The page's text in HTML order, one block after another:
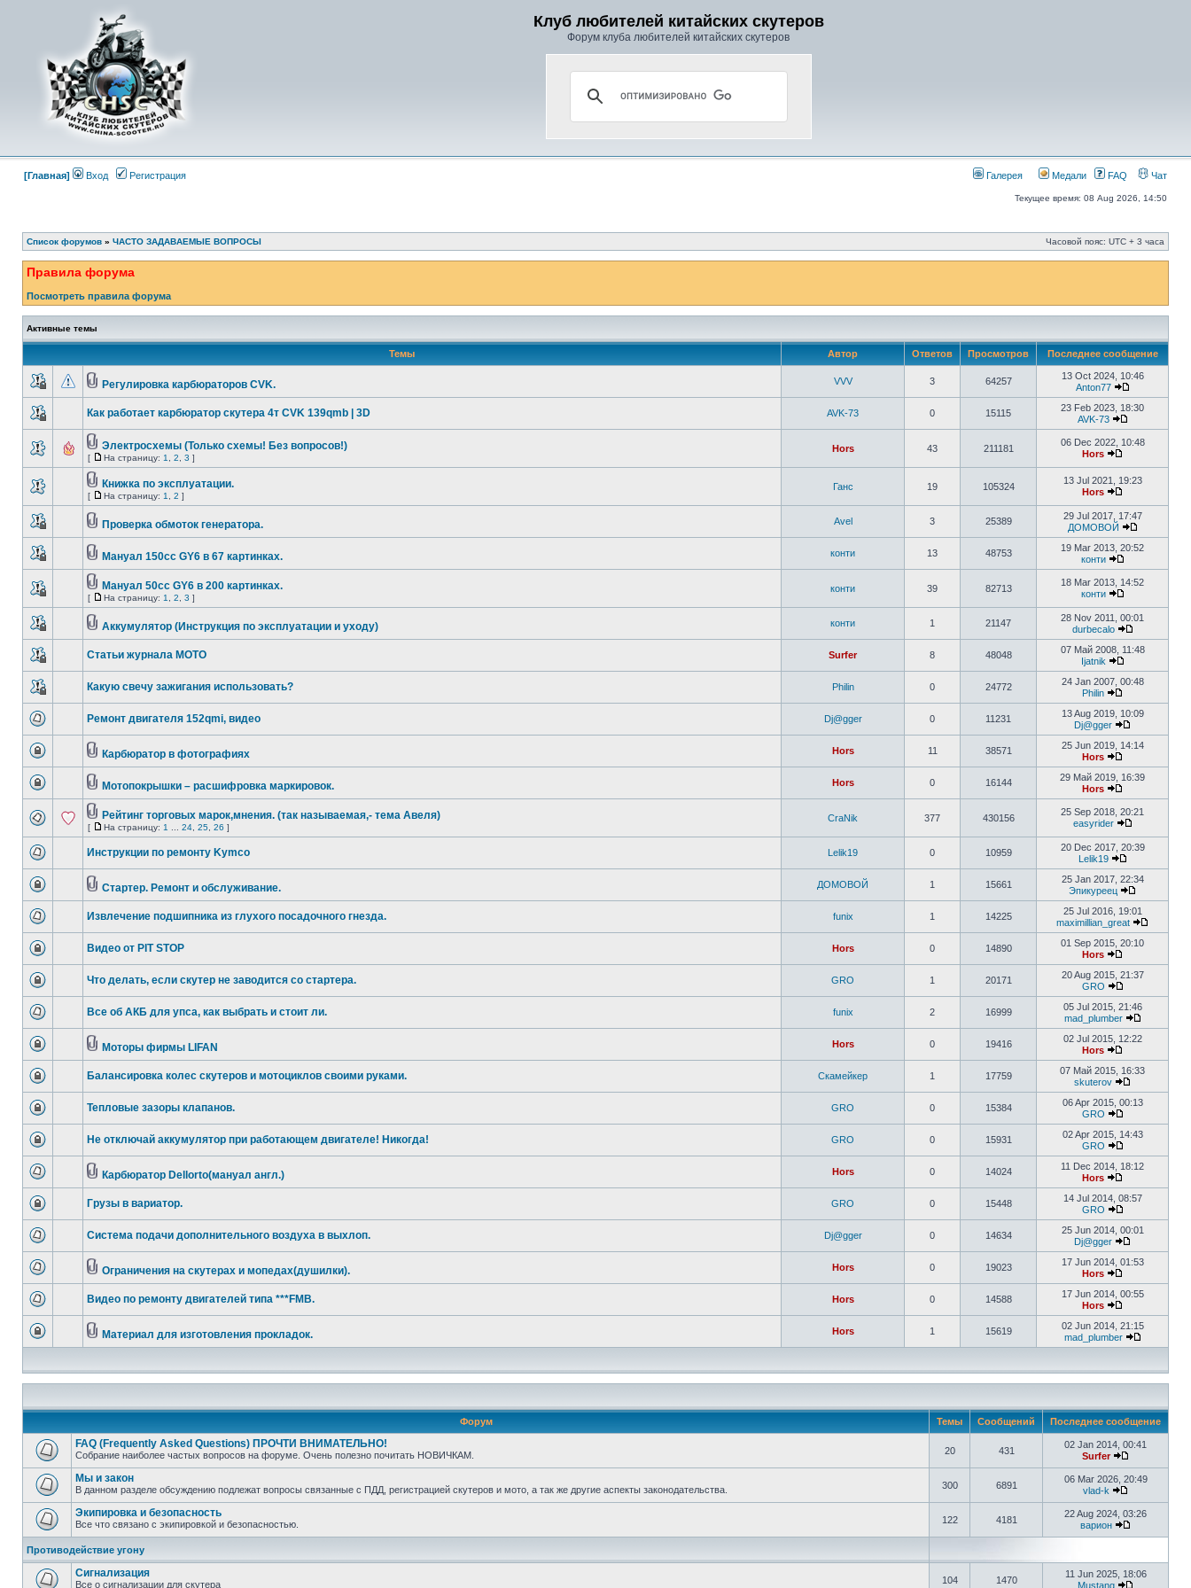
Клуб любителей китайских скутеров
Форум клуба любителей китайских скутеров
[Главная] Вход Регистрация Галерея Медали FAQ Чат
Текущее время: 08 Aug 2026, 14:50
Список форумов » ЧАСТО ЗАДАВАЕМЫЕ ВОПРОСЫ Часовой пояс: UTC + 3 часа
Правила форума
Посмотреть правила форума
Активные темы
Темы Автор Ответов Просмотров Последнее сообщение
Регулировка карбюраторов CVK. VVV 3 64257
13 Oct 2024, 10:46
Anton77
Как работает карбюратор скутера 4т CVK 139qmb | 3D AVK-73 0 15115
23 Feb 2023, 18:30
AVK-73
Электросхемы (Только схемы! Без вопросов!)
[ На страницу: 1 2 3 ]
Hors 43 211181
06 Dec 2022, 10:48
Hors
Книжка по эксплуатации.
[ На страницу: 1 2 ]
Ганс 19 105324
13 Jul 2021, 19:23
Hors
Проверка обмоток генератора. Avel 3 25389
29 Jul 2017, 17:47
ДОМОВОЙ
Мануал 150cc GY6 в 67 картинках. конти 13 48753
19 Mar 2013, 20:52
конти
Мануал 50cc GY6 в 200 картинках.
[ На страницу: 1 2 3 ]
конти 39 82713
18 Mar 2013, 14:52
конти
Аккумулятор (Инструкция по эксплуатации и уходу) конти 1 21147
28 Nov 2011, 00:01
durbecalo
Статьи журнала МОТО Surfer 8 48048
07 Май 2008, 11:48
Ijatnik
Какую свечу зажигания использовать? Philin 0 24772
24 Jan 2007, 00:48
Philin
Ремонт двигателя 152qmi, видео Dj@gger 0 11231
13 Aug 2019, 10:09
Dj@gger
Карбюратор в фотографиях Hors 11 38571
25 Jun 2019, 14:14
Hors
Мотопокрышки – расшифровка маркировок. Hors 0 16144
29 Май 2019, 16:39
Hors
Рейтинг торговых марок,мнения. (так называемая,- тема Авеля)
[ На страницу: 1 24 25 26 ]
CraNik 377 430156
25 Sep 2018, 20:21
easyrider
Инструкции по ремонту Kymco Lelik19 0 10959
20 Dec 2017, 20:39
Lelik19
Стартер. Ремонт и обслуживание. ДОМОВОЙ 1 15661
25 Jan 2017, 22:34
Эпикуреец
Извлечение подшипника из глухого посадочного гнезда. funix 1 14225
25 Jul 2016, 19:01
maximillian_great
Видео от PIT STOP Hors 0 14890
01 Sep 2015, 20:10
Hors
Что делать, если скутер не заводится со стартера. GRO 1 20171
20 Aug 2015, 21:37
GRO
Все об АКБ для упса, как выбрать и стоит ли. funix 2 16999
05 Jul 2015, 21:46
mad_plumber
Моторы фирмы LIFAN Hors 0 19416
02 Jul 2015, 12:22
Hors
Балансировка колес скутеров и мотоциклов своими руками. Скамейкер 1 17759
07 Май 2015, 16:33
skuterov
Тепловые зазоры клапанов. GRO 0 15384
06 Apr 2015, 00:13
GRO
Не отключай аккумулятор при работающем двигателе! Никогда! GRO 0 15931
02 Apr 2015, 14:43
GRO
Карбюратор Dellorto(мануал англ.) Hors 0 14024
11 Dec 2014, 18:12
Hors
Грузы в вариатор. GRO 0 15448
14 Jul 2014, 08:57
GRO
Система подачи дополнительного воздуха в выхлоп. Dj@gger 0 14634
25 Jun 2014, 00:01
Dj@gger
Ограничения на скутерах и мопедах(душилки). Hors 0 19023
17 Jun 2014, 01:53
Hors
Видео по ремонту двигателей типа ***FMB. Hors 0 14588
17 Jun 2014, 00:55
Hors
Материал для изготовления прокладок. Hors 1 15619
02 Jun 2014, 21:15
mad_plumber
Форум Темы Сообщений Последнее сообщение
FAQ (Frequently Asked Questions) ПРОЧТИ ВНИМАТЕЛЬНО!
Собрание наиболее частых вопросов на форуме. Очень полезно почитать НОВИЧКАМ. 20 431
02 Jan 2014, 00:41
Surfer
Мы и закон
В данном разделе обсуждению подлежат вопросы связанные с ПДД, регистрацией скутеров и мото, а так же другие аспекты законодательства. 300 6891
06 Mar 2026, 20:49
vlad-k
Экипировка и безопасность
Все что связано с экипировкой и безопасностью. 122 4181
22 Aug 2024, 03:26
варион
Противодействие угону
Сигнализация
Все о сигнализации для скутера 104 1470
11 Jun 2025, 18:06
Mustang